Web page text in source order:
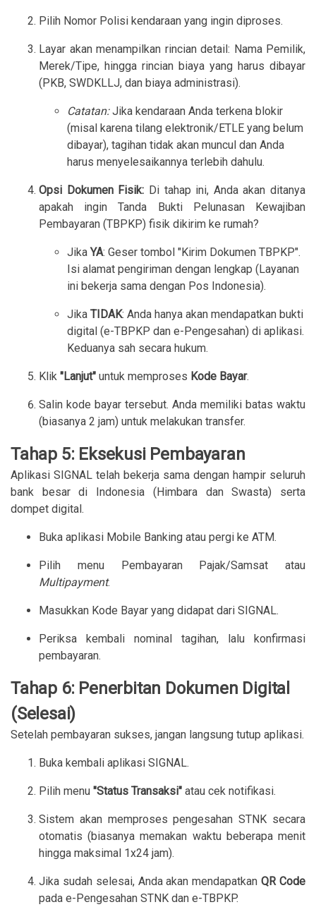
Pilih Nomor Polisi kendaraan yang ingin diproses.
Layar akan menampilkan rincian detail: Nama Pemilik,
Merek/Tipe, hingga rincian biaya yang harus dibayar
(PKB, SWDKLLJ, dan biaya administrasi).
Catatan:Jika kendaraan Anda terkena blokir
(misal karena tilang elektronik/ETLE yang belum
dibayar), tagihan tidak akan muncul dan Anda
harus menyelesaikannya terlebih dahulu.
Opsi Dokumen Fisik: Di tahap ini, Anda akan ditanya
apakah ingin Tanda Bukti Pelunasan Kewajiban
Pembayaran (TBPKP) fisik dikirim ke rumah?
JikaYA: Geser tombol "Kirim Dokumen TBPKP".
Isi alamat pengiriman dengan lengkap (Layanan
ini bekerja sama dengan Pos Indonesia).
Jika TIDAK: Anda hanya akan mendapatkan bukti
digital (e-TBPKP dan e-Pengesahan) di aplikasi.
Keduanya sah secara hukum.
Klik "Lanjut" untuk memproses Kode Bayar.
Salin kode bayar tersebut. Anda memiliki batas waktu
(biasanya 2 jam) untuk melakukan transfer.
Tahap 5: Eksekusi Pembayaran
Aplikasi SIGNAL telah bekerja sama dengan hampir seluruh
bank besar di Indonesia (Himbara dan Swasta) serta
dompet digital.
Buka aplikasi Mobile Banking atau pergi ke ATM.
Pilih menu Pembayaran Pajak/Samsat atau
Multipayment.
Masukkan Kode Bayar yang didapat dari SIGNAL.
Periksa kembali nominal tagihan, lalu konfirmasi
pembayaran.
Tahap 6: Penerbitan Dokumen Digital
(Selesai)
Setelah pembayaran sukses, jangan langsung tutup aplikasi.
Buka kembali aplikasi SIGNAL.
Pilih menu "Status Transaksi" atau cek notifikasi.
Sistem akan memproses pengesahan STNK secara
otomatis (biasanya memakan waktu beberapa menit
hingga maksimal 1x24 jam).
Jika sudah selesai, Anda akan mendapatkanQR Code
pada e-Pengesahan STNK dan e-TBPKP.